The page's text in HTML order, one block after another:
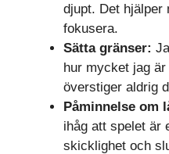
djupt. Det hjälper
fokusera.
Sätta gränser:
hur mycket jag
överstiger aldrig
Påminnelse om
ihåg att spelet är
skicklighet och